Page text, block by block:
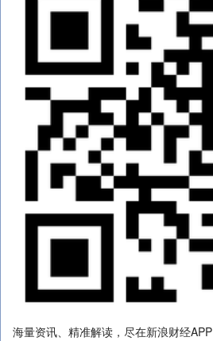
海量资讯、精准解读，尽在新浪财经APP